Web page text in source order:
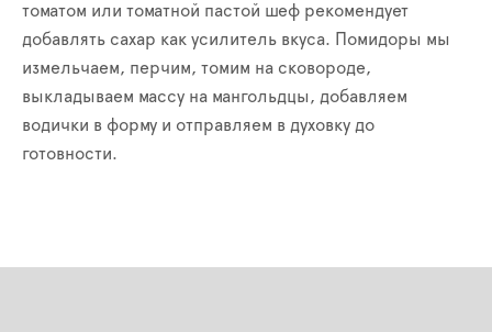
томатом или томатной пастой шеф рекомендует
добавлять сахар как усилитель вкуса. Помидоры мы
измельчаем, перчим, томим на сковороде,
выкладываем массу на мангольдцы, добавляем
водички в форму и отправляем в духовку до
готовности.